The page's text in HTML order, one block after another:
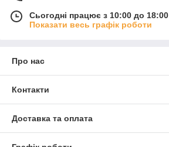
Сьогодні працює з 10:00 до 18:00
Показати весь графік роботи
Про нас
Контакти
Доставка та оплата